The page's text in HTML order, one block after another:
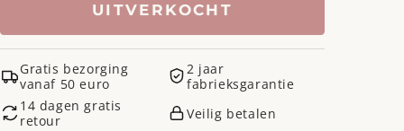
UITVERKOCHT
Gratis bezorging
vanaf 50 euro
2 jaar
fabrieksgarantie
14 dagen gratis
retour
Veilig betalen